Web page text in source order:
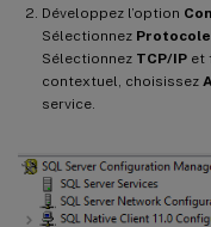
Développez l’option
Sélectionnez
Sélectionnez TCP/IP et
contextuel, choisissez
service.